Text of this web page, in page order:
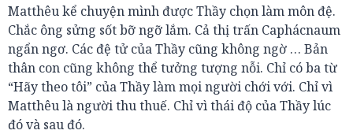
Matthêu kể chuyện mình được Thầy chọn làm môn đệ.
Chắc ông sửng sốt bỡ ngỡ lắm. Cả thị trấn Caphácnaum
ngẩn ngơ. Các đệ tử của Thầy cũng không ngờ … Bản
thân con cũng không thể tưởng tượng nỗi. Chỉ có ba từ
“Hãy theo tôi” của Thầy làm mọi người chới với. Chỉ vì
Matthêu là người thu thuế. Chỉ vì thái độ của Thầy lúc
đó và sau đó.